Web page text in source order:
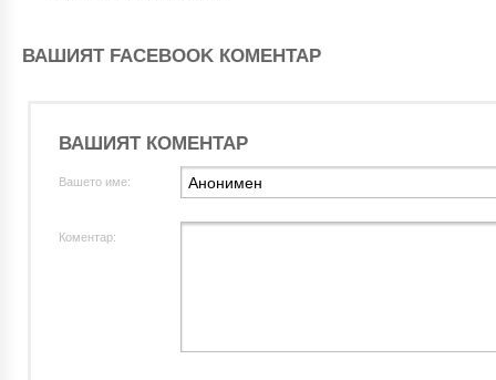
ВАШИЯТ FACEBOOK КОМЕНТАР
ВАШИЯТ КОМЕНТАР
Вашето име:
Коментар: